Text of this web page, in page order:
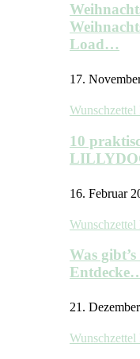
Load…
17.
10
16. Februar
Was
21.